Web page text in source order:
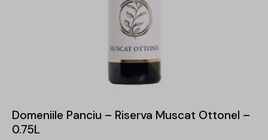
Domeniile Panciu – Riserva Muscat Ottonel –
0.75L